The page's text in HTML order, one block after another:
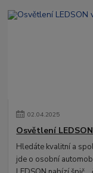
02.04.2025
Osvětlení
Hledáte kvalitní a
jde o osobní